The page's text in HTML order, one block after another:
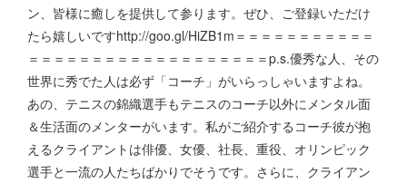
ン、皆様に癒しを提供して参ります。ぜひ、ご登録いただけ
たら嬉しいですhttp://goo.gl/HiZB1m＝＝＝＝＝＝＝＝＝＝＝
＝＝＝＝＝＝＝＝＝＝＝＝＝＝＝＝＝＝＝p.s.優秀な人、その
世界に秀でた人は必ず「コーチ」がいらっしゃいますよね。
あの、テニスの錦織選手もテニスのコーチ以外にメンタル面
＆生活面のメンターがいます。私がご紹介するコーチ彼が抱
えるクライアントは俳優、女優、社長、重役、オリンピック
選手と一流の人たちばかりでそうです。さらに、クライアン